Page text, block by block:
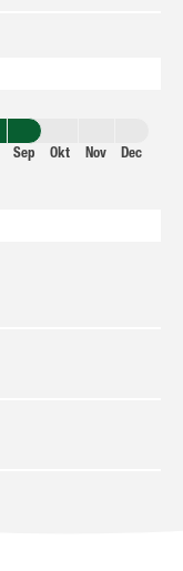
Sep Okt Nov Dec